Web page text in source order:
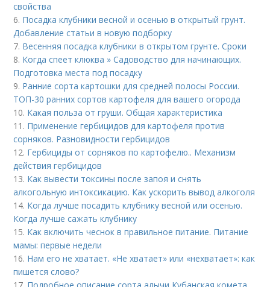
свойства
6. Посадка клубники весной и осенью в открытый грунт.
Добавление статьи в новую подборку
7. Весенняя посадка клубники в открытом грунте. Сроки
8. Когда спеет клюква » Садоводство для начинающих.
Подготовка места под посадку
9. Ранние сорта картошки для средней полосы России.
ТОП-30 ранних сортов картофеля для вашего огорода
10. Какая польза от груши. Общая характеристика
11. Применение гербицидов для картофеля против
сорняков. Разновидности гербицидов
12. Гербициды от сорняков по картофелю.. Механизм
действия гербицидов
13. Как вывести токсины после запоя и снять
алкогольную интоксикацию. Как ускорить вывод алкоголя
14. Когда лучше посадить клубнику весной или осенью.
Когда лучше сажать клубнику
15. Как включить чеснок в правильное питание. Питание
мамы: первые недели
16. Нам его не хватает. «Не хватает» или «нехватает»: как
пишется слово?